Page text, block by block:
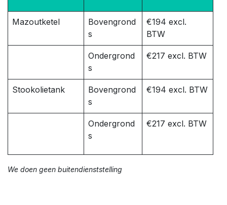
Mazoutketel
Bovengrond
s
€194 excl.
BTW
Ondergrond
s
€217 excl. BTW
Stookolietank
Bovengrond
s
€194 excl. BTW
Ondergrond
s
€217 excl. BTW
We doen geen buitendienststelling